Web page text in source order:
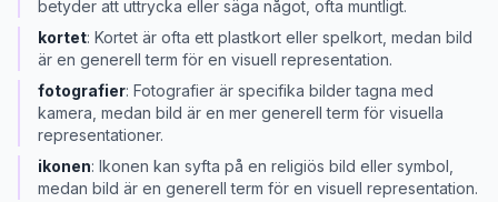
betyder att uttrycka eller säga något, ofta muntligt.
kortet: Kortet är ofta ett plastkort eller spelkort, medan bild
är en generell term för en visuell representation.
fotografier: Fotografier är specifika bilder tagna med
kamera, medan bild är en mer generell term för visuella
representationer.
ikonen: Ikonen kan syfta på en religiös bild eller symbol,
medan bild är en generell term för en visuell representation.